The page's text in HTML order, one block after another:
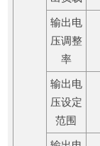
输出电
压调整
率
输出电
压设定
范围